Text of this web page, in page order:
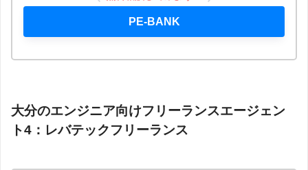
PE-BANK
大分のエンジニア向けフリーランスエージェン
ト4：レバテックフリーランス